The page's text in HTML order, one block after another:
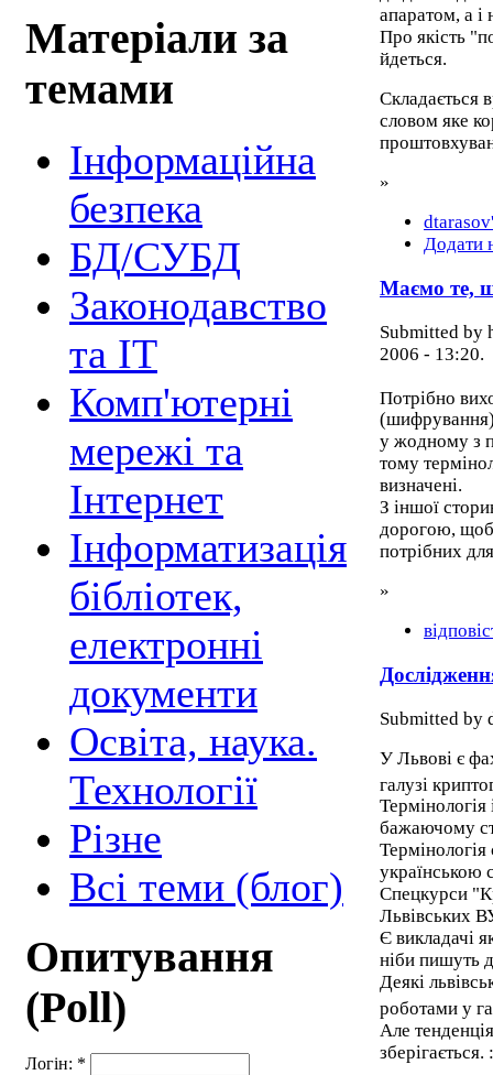
Матеріали за
темами
Інформаційна
безпека
БД/СУБД
Законодавство
та ІТ
Комп'ютерні
мережі та
Інтернет
Інформатизація
бібліотек,
електронні
документи
Освіта, наука.
Технології
Різне
Всі теми (блог)
Опитування
(Poll)
Логін: *
апаратом, а і
Про якість
йдеться.
Складається
словом яке
»
Додати
Маємо те,
Submitted by
2006 - 13:20.
Потрібно
(шифрування)
у жодному з
тому
визначені.
З іншої
дорогою, щоб
потрібних
»
Submitted by
У Львові є
галузі
бажаючому
Термінологія
українською
Спецкурси
Львівських
Є викладачі
ніби пишуть
Деякі
роботами у
Але
зберігається.